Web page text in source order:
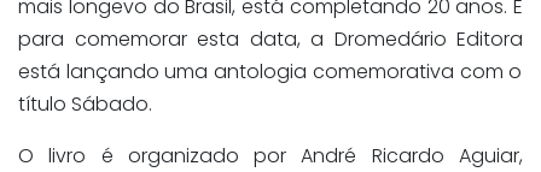
mais longevo do Brasil, está completando 20 anos. E
para comemorar esta data, a Dromedário Editora
está lançando uma antologia comemorativa com o
título Sábado.
O livro é organizado porAndré Ricardo Aguiar,